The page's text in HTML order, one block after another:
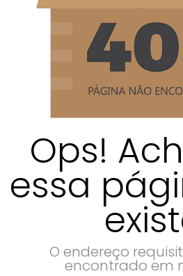
Ops!
essa
O endereço
encontrado em